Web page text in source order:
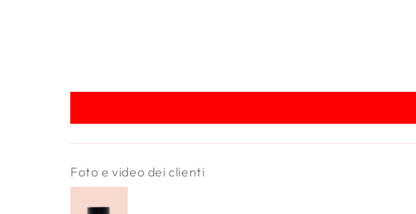
Foto e video dei clienti